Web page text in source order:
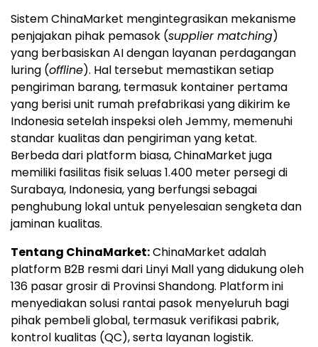
Sistem ChinaMarket mengintegrasikan mekanisme
penjajakan pihak pemasok (supplier matching)
yang berbasiskan AI dengan layanan perdagangan
luring (offline). Hal tersebut memastikan setiap
pengiriman barang, termasuk kontainer pertama
yang berisi unit rumah prefabrikasi yang dikirim ke
Indonesia setelah inspeksi oleh Jemmy, memenuhi
standar kualitas dan pengiriman yang ketat.
Berbeda dari platform biasa, ChinaMarket juga
memiliki fasilitas fisik seluas 1.400 meter persegi di
Surabaya, Indonesia, yang berfungsi sebagai
penghubung lokal untuk penyelesaian sengketa dan
jaminan kualitas.
Tentang ChinaMarket:ChinaMarket adalah
platform B2B resmi dari Linyi Mall yang didukung oleh
136 pasar grosir di Provinsi Shandong. Platform ini
menyediakan solusi rantai pasok menyeluruh bagi
pihak pembeli global, termasuk verifikasi pabrik,
kontrol kualitas (QC), serta layanan logistik.